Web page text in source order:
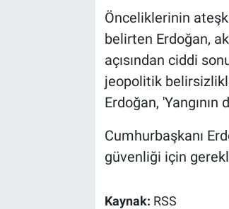
Önceliklerinin
belirten Erdoğan,
açısından ciddi
jeopolitik
Erdoğan,
Cumhurbaşkanı
güvenliği için
Kaynak: RSS